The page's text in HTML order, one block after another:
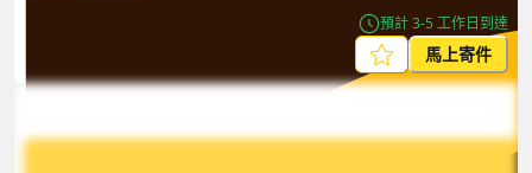
預計 3-5 工作日到達
馬上寄件